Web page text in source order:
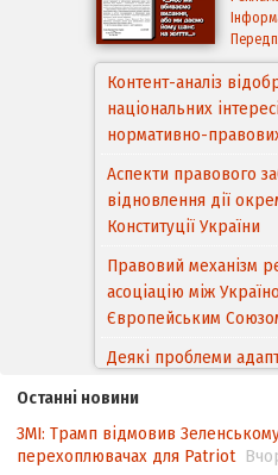
Контент-аналіз
національних
нормативно-
Аспекти правового
відновлення дії
Конституції України
Правовий механізм
асоціацію між
Європейським
Деякі проблеми
походження товарів
Угоди про
інтелектуальної
Останні новини
ЗМІ: Трамп відмовив
перехоплювачах для Patriot